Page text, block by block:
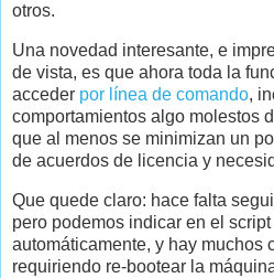
otros.
Una novedad interesante, e
de vista, es que ahora toda la
acceder por línea de comando,
comportamientos algo molestos
que al menos se minimizan un
de acuerdos de licencia y
Que quede claro: hace falta
pero podemos indicar en el
automáticamente, y hay muchos
requiriendo re-bootear la